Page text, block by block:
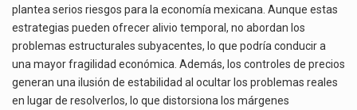
plantea serios riesgos para la economía mexicana. Aunque estas
estrategias pueden ofrecer alivio temporal, no abordan los
problemas estructurales subyacentes, lo que podría conducir a
una mayor fragilidad económica. Además, los controles de precios
generan una ilusión de estabilidad al ocultar los problemas reales
en lugar de resolverlos, lo que distorsiona los márgenes